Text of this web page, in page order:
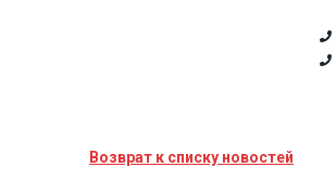
Возврат к списку новостей